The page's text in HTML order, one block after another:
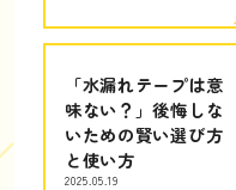
「水漏れテープは意
味ない？」後悔しな
いための賢い選び方
と使い方
2025.05.19